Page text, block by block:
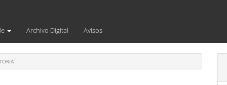
Archivo Digital Avisos